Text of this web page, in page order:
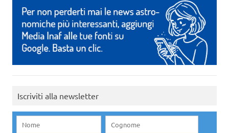
Iscriviti alla newsletter